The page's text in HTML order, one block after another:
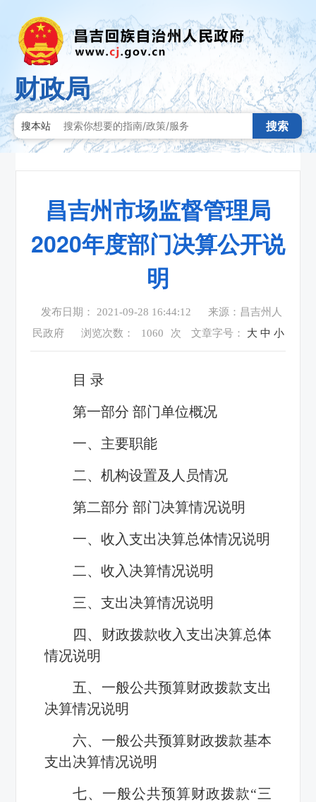
财政局
搜本站 搜索
昌吉州市场监督管理局
2020年度部门决算公开说
明
发布日期： 2021-09-28 16:44:12
来源：昌吉州人
民政府
浏览次数： 1060 次 文章字号： 大 中 小
目 录
第一部分 部门单位概况
一、主要职能
二、机构设置及人员情况
第二部分 部门决算情况说明
一、收入支出决算总体情况说明
二、收入决算情况说明
三、支出决算情况说明
四、财政拨款收入支出决算总体
情况说明
五、一般公共预算财政拨款支出
决算情况说明
六、一般公共预算财政拨款基本
支出决算情况说明
七、一般公共预算财政拨款“三